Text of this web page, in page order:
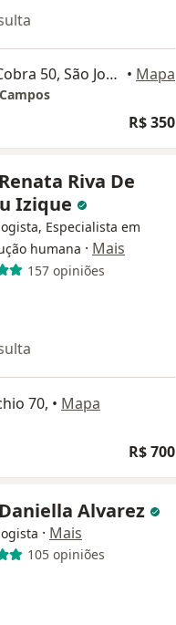
R. Armando D'Oliveira Cobra 50, São José dos Campos • Mapa
R$ 350
Riva De
Izique
Especialista em
humana · Mais
157 opiniões
70, • Mapa
R$ 700
Alvarez
· Mais
105 opiniões